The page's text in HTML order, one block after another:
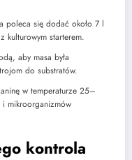
poleca się dodać około 7 l
kulturowym starterem.
aby masa była
do substratów.
w temperaturze 25–
i mikroorganizmów
kontrola